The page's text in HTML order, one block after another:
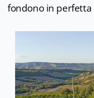
fondono in